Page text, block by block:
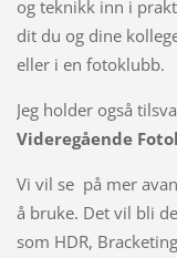
og teknikk inn i
dit du og dine
eller i en fotoklubb.
Jeg holder også
Videregående
Vi vil se på mer
å bruke. Det vil bli
som HDR,